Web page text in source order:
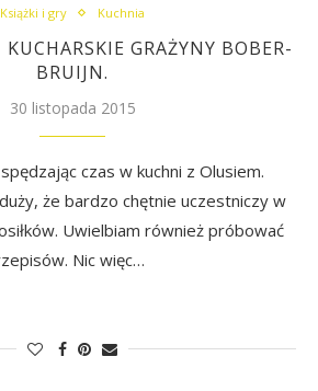
Książki i gry Kuchnia
GRAŻYNY BOBER-
BRUIJN.
30 listopada 2015
czas w kuchni z Olusiem.
że bardzo chętnie uczestniczy w
Uwielbiam również próbować
Nic więc…